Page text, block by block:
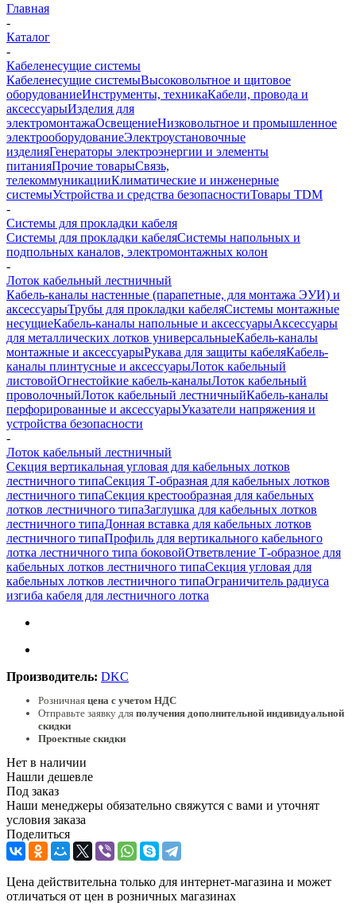
Главная
-
Каталог
-
Кабеленесущие системы
Кабеленесущие системыВысоковольтное и щитовое
оборудованиеИнструменты, техникаКабели, провода и
аксессуарыИзделия для
электромонтажаОсвещениеНизковольтное и промышленное
электрооборудованиеЭлектроустановочные
изделияГенераторы электроэнергии и элементы
питанияПрочие товарыСвязь,
телекоммуникацииКлиматические и инженерные
системыУстройства и средства безопасностиТовары TDM
-
Системы для прокладки кабеля
Системы для прокладки кабеляСистемы напольных и
подпольных каналов, электромонтажных колон
-
Лоток кабельный лестничный
Кабель-каналы настенные (парапетные, для монтажа ЭУИ) и
аксессуарыТрубы для прокладки кабеляСистемы монтажные
несущиеКабель-каналы напольные и аксессуарыАксессуары
для металлических лотков универсальныеКабель-каналы
монтажные и аксессуарыРукава для защиты кабеляКабель-
каналы плинтусные и аксессуарыЛоток кабельный
листовойОгнестойкие кабель-каналыЛоток кабельный
проволочныйЛоток кабельный лестничныйКабель-каналы
перфорированные и аксессуарыУказатели напряжения и
устройства безопасности
-
Лоток кабельный лестничный
Секция вертикальная угловая для кабельных лотков
лестничного типаСекция Т-образная для кабельных лотков
лестничного типаСекция крестообразная для кабельных
лотков лестничного типаЗаглушка для кабельных лотков
лестничного типаДонная вставка для кабельных лотков
лестничного типаПрофиль для вертикального кабельного
лотка лестничного типа боковойОтветвление Т-образное для
кабельных лотков лестничного типаСекция угловая для
кабельных лотков лестничного типаОграничитель радиуса
изгиба кабеля для лестничного лотка
Производитель: DKC
Розничная цена с учетом НДС
Отправьте заявку для получения дополнительной индивидуальной
скидки
Проектные скидки
Нет в наличии
Нашли дешевле
Под заказ
Наши менеджеры обязательно свяжутся с вами и уточнят
условия заказа
Поделиться
Цена действительна только для интернет-магазина и может
отличаться от цен в розничных магазинах